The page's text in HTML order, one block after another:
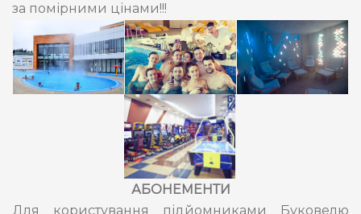
за помірними цінами!!!
АБОНЕМЕНТИ
Для користування підйомниками Буковелю